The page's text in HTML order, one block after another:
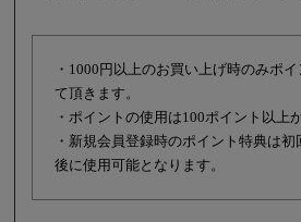
・1000円以上のお買い上げ時のみポ
て頂きます。
・ポイントの使用は100ポイント以上
・新規会員登録時のポイント特典は
後に使用可能となります。